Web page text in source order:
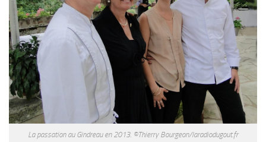
La passation au Gindreau en 2013. ©Thierry Bourgeon/laradiodugout.fr